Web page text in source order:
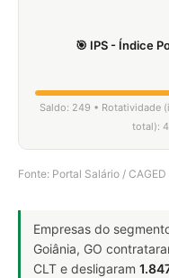
🎯 IPS - Índice
Saldo: 249 • Rotatividade
total):
Fonte: Portal Salário /
Empresas do
Goiânia, GO
CLT e desligaram